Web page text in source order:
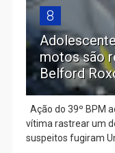
8
motos são
Belford
Ação do 39º BPM
vítima rastrear um
suspeitos fugiram